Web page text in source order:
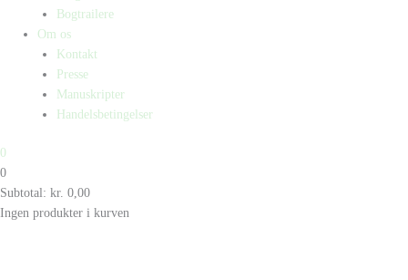
Bogtrailere
Om os
Kontakt
Presse
Manuskripter
Handelsbetingelser
0
0
Subtotal: kr. 0,00
Ingen produkter i kurven